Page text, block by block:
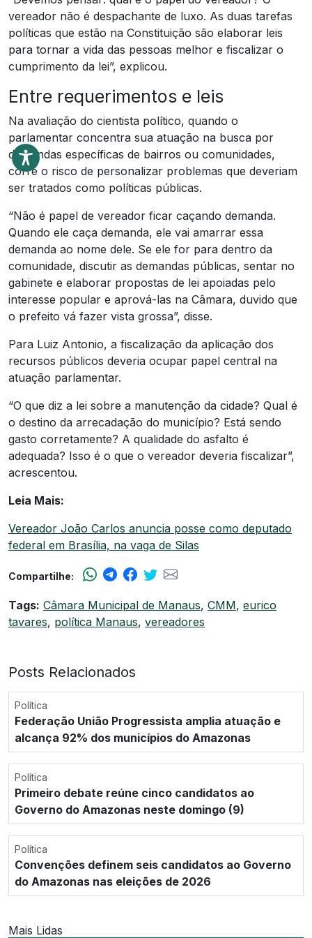
vereador não é despachante de luxo. As duas tarefas
políticas que estão na Constituição são elaborar leis
para tornar a vida das pessoas melhor e fiscalizar o
cumprimento da lei”, explicou.
Entre requerimentos e leis
Na avaliação do cientista político, quando o
parlamentar concentra sua atuação na busca por
demandas específicas de bairros ou comunidades,
corre o risco de personalizar problemas que deveriam
ser tratados como políticas públicas.
“Não é papel de vereador ficar caçando demanda.
Quando ele caça demanda, ele vai amarrar essa
demanda ao nome dele. Se ele for para dentro da
comunidade, discutir as demandas públicas, sentar no
gabinete e elaborar propostas de lei apoiadas pelo
interesse popular e aprová-las na Câmara, duvido que
o prefeito vá fazer vista grossa”, disse.
Para Luiz Antonio, a fiscalização da aplicação dos
recursos públicos deveria ocupar papel central na
atuação parlamentar.
“O que diz a lei sobre a manutenção da cidade? Qual é
o destino da arrecadação do município? Está sendo
gasto corretamente? A qualidade do asfalto é
adequada? Isso é o que o vereador deveria fiscalizar”,
acrescentou.
Leia Mais:
Vereador João Carlos anuncia posse como deputado
federal em Brasília, na vaga de Silas
Compartilhe:
Tags: Câmara Municipal de Manaus, CMM, eurico
tavares, política Manaus, vereadores
Posts Relacionados
Política
Federação União Progressista amplia atuação e
alcança 92% dos municípios do Amazonas
Política
Primeiro debate reúne cinco candidatos ao
Governo do Amazonas neste domingo (9)
Política
Convenções definem seis candidatos ao Governo
do Amazonas nas eleições de 2026
Mais Lidas